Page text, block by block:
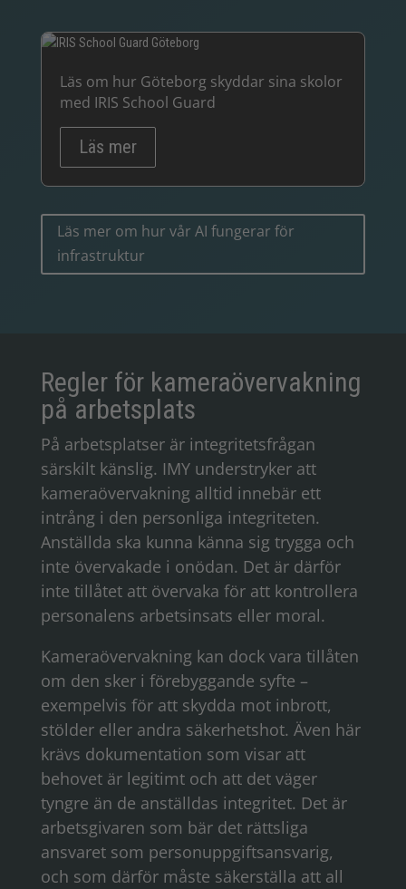
Läs om hur Göteborg skyddar sina skolor
med IRIS School Guard
Läs mer
Läs mer om hur vår AI fungerar för
infrastruktur
Regler för kameraövervakning
på arbetsplats
På arbetsplatser är integritetsfrågan
särskilt känslig. IMY understryker att
kameraövervakning alltid innebär ett
intrång i den personliga integriteten.
Anställda ska kunna känna sig trygga och
inte övervakade i onödan. Det är därför
inte tillåtet att övervaka för att kontrollera
personalens arbetsinsats eller moral.
Kameraövervakning kan dock vara tillåten
om den sker i förebyggande syfte –
exempelvis för att skydda mot inbrott,
stölder eller andra säkerhetshot. Även här
krävs dokumentation som visar att
behovet är legitimt och att det väger
tyngre än de anställdas integritet. Det är
arbetsgivaren som bär det rättsliga
ansvaret som personuppgiftsansvarig,
och som därför måste säkerställa att all